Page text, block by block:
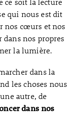
qui nous est dit
nos cœurs et nos
dans nos propres
la lumière.
dans la
les choses nous
autre, de
dans nos